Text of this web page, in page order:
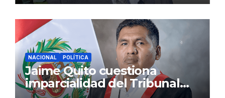
NACIONAL POLÍTICA
Jaime Quito cuestiona
imparcialidad del Tribunal